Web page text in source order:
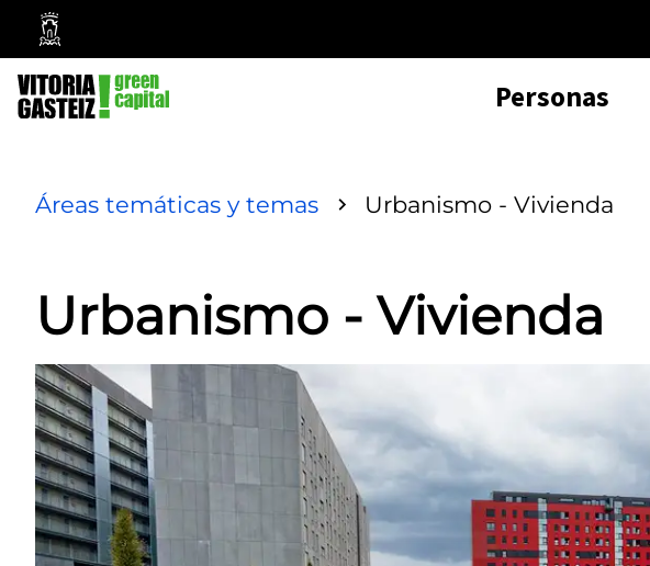
Ayuntamiento
Vitoria-
Gasteiz
Personas
Áreas temáticas y temas Urbanismo - Vivienda
Urbanismo - Vivienda